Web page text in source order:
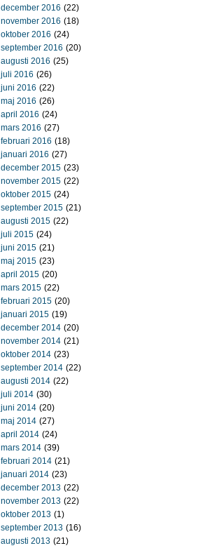
december 2016 (22)
november 2016 (18)
oktober 2016 (24)
september 2016 (20)
augusti 2016 (25)
juli 2016 (26)
juni 2016 (22)
maj 2016 (26)
april 2016 (24)
mars 2016 (27)
februari 2016 (18)
januari 2016 (27)
december 2015 (23)
november 2015 (22)
oktober 2015 (24)
september 2015 (21)
augusti 2015 (22)
juli 2015 (24)
juni 2015 (21)
maj 2015 (23)
april 2015 (20)
mars 2015 (22)
februari 2015 (20)
januari 2015 (19)
december 2014 (20)
november 2014 (21)
oktober 2014 (23)
september 2014 (22)
augusti 2014 (22)
juli 2014 (30)
juni 2014 (20)
maj 2014 (27)
april 2014 (24)
mars 2014 (39)
februari 2014 (21)
januari 2014 (23)
december 2013 (22)
november 2013 (22)
oktober 2013 (1)
september 2013 (16)
augusti 2013 (21)